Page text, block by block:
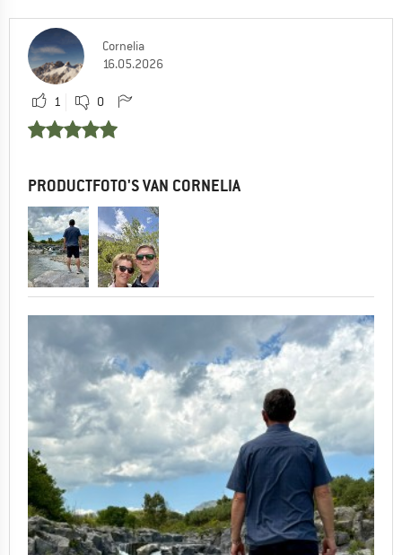
Cornelia
16.05.2026
1 0
PRODUCTFOTO'S VAN CORNELIA